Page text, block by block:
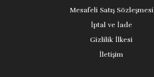
Mesafeli Satış Sözleşmesi
İptal ve İade
Gizlilik İlkesi
İletişim